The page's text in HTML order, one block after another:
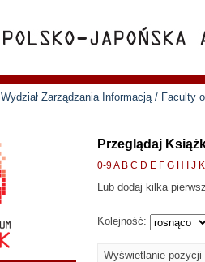
Wydział Zarządzania Informacją / Faculty
Przeglądaj
0-9A B C D E F G H J K
Lub dodaj kilka
Kolejność:
Wyświetlanie pozycji